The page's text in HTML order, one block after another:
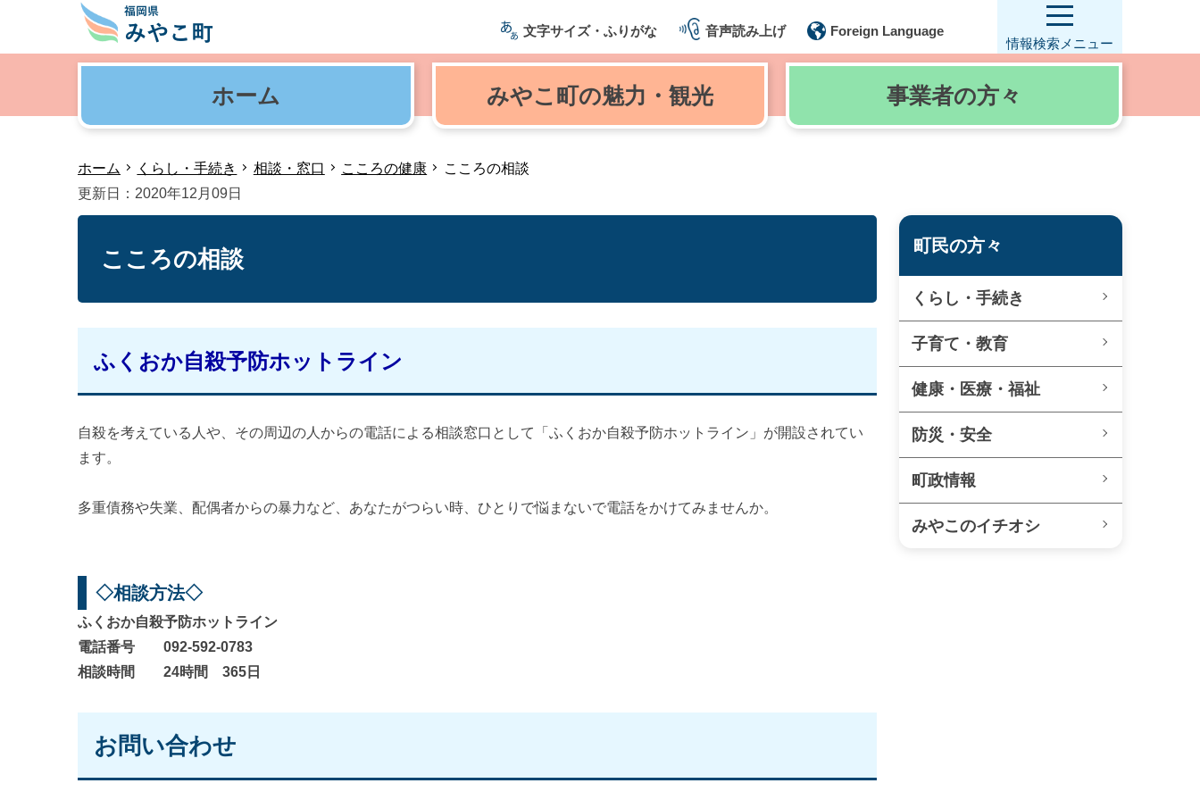
文字サイズ・ふりがな 音声読み上げ
Foreign Language
情報検索 メニュー
ホーム みやこ町の魅力・観光 事業者の方々
ホーム くらし・手続き 相談・窓口 こころの健康
こころの相談
更新日：2020年12月09日
こころの相談
ふくおか自殺予防ホットライン
自殺を考えている人や、その周辺の人からの電話による相談窓口として「ふくおか自殺予防ホットライン」が開設されてい
ます。
多重債務や失業、配偶者からの暴力など、あなたがつらい時、ひとりで悩まないで電話をかけてみませんか。
◇相談方法◇
ふくおか自殺予防ホットライン
電話番号 092-592-0783
相談時間 24時間 365日
お問い合わせ
町民の方々
くらし・手続き
子育て・教育
健康・医療・福祉
防災・安全
町政情報
みやこのイチオシ